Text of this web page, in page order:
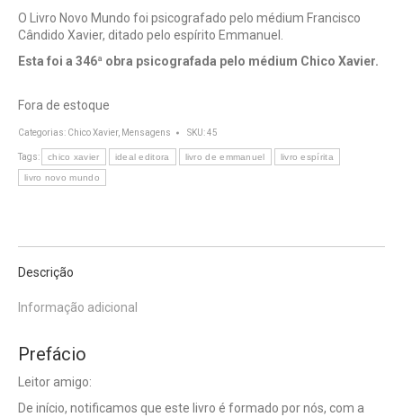
era:
R$22,50.
é:
R$15,75.
O Livro Novo Mundo foi psicografado pelo médium Francisco
Cândido Xavier, ditado pelo espírito Emmanuel.
Esta foi a 346ª obra psicografada pelo médium Chico Xavier.
Fora de estoque
Categorias: Chico Xavier, Mensagens SKU:45
Tags: chico xavier ideal editora livro de emmanuel livro espírita
livro novo mundo
Descrição
Informação adicional
Prefácio
Leitor amigo:
De início, notificamos que este livro é formado por nós, com a